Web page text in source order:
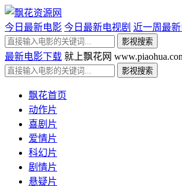
今日最新电影 今日最新电视剧 近一周最
最新电影下载 就上飘花网
飘花首页
动作片
喜剧片
爱情片
科幻片
剧情片
悬疑片